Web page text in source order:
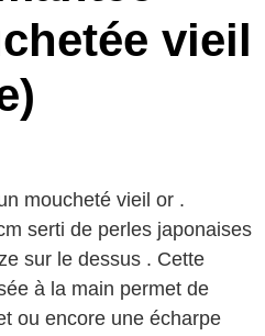
vieil
moucheté vieil or .
serti de perles japonaises
sur le dessus . Cette
à la main permet de
ou encore une écharpe